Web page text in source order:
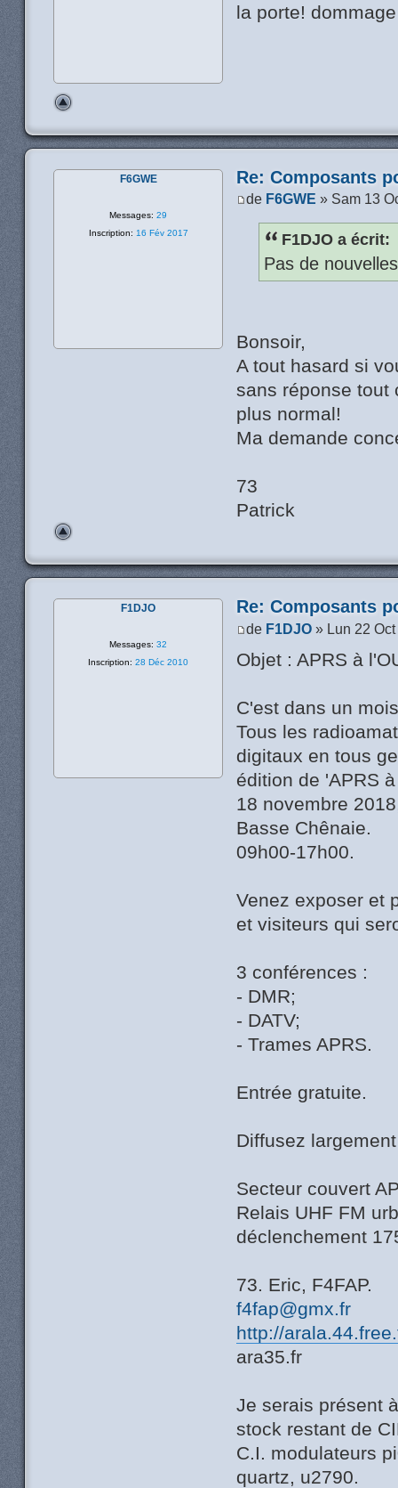
la porte!
Re: Composants
de F6GWE » Sam 13
F1DJO a écrit:
Pas de
Bonsoir,
A tout hasard si
sans réponse tout
plus normal!
Ma demande
73
Patrick
F6GWE
Messages: 29
Inscription: 16 Fév 2017
Re: Composants
de F1DJO » Lun 22
Objet : APRS à
C'est dans un
Tous les
digitaux en tous
édition de 'APRS
18 novembre
Basse Chênaie.
09h00-17h00.
Venez exposer et
et visiteurs qui
3 conférences :
- DMR;
- DATV;
- Trames APRS.
Entrée gratuite.
Diffusez
Secteur couvert
Relais UHF FM
déclenchement
73. Eric, F4FAP.
f4fap@gmx.fr
http://
ara35.fr
Je serais présent
stock restant de
C.I. modulateurs
quartz, u2790.
F1DJO
Messages: 32
Inscription: 28 Déc 2010